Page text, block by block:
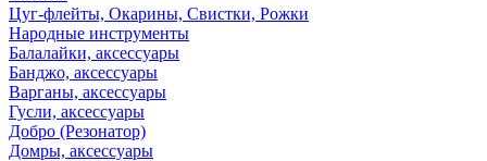
Цуг-флейты, Окарины, Свистки, Рожки
Народные инструменты
Балалайки, аксессуары
Банджо, аксессуары
Варганы, аксессуары
Гусли, аксессуары
Добро (Резонатор)
Домры, аксессуары